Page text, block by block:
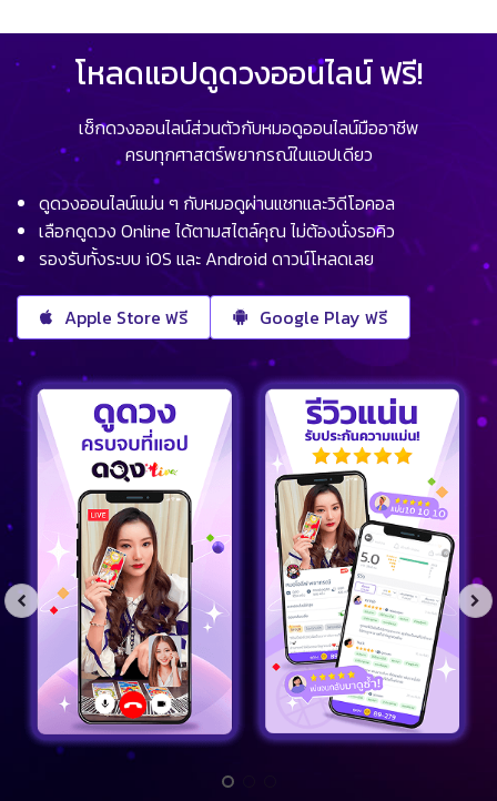
โหลดแอปดูดวงออนไลน์ ฟรี!
เช็กดวงออนไลน์ส่วนตัวกับหมอดูออนไลน์มืออาชีพ
ครบทุกศาสตร์พยากรณ์ในแอปเดียว
ดูดวงออนไลน์แม่น ๆ กับหมอดูผ่านแชทและวิดีโอคอล
เลือกดูดวง Online ได้ตามสไตล์คุณ ไม่ต้องนั่งรอคิว
รองรับทั้งระบบ iOS และ Android ดาวน์โหลดเลย
Apple Store ฟรี Google Play ฟรี